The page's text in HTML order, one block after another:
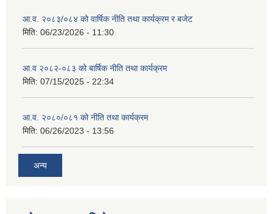
आ.व. २०८३/०८४ को वार्षिक नीति तथा कार्यक्रम र बजेट
मिति: 06/23/2026 - 11:30
आ.व २०८२-०८३ को बार्षिक नीति तथा कार्यक्रम
मिति: 07/15/2025 - 22:34
आ.व. २०८०/०८१ को नीति तथा कार्यक्रम
मिति: 06/26/2023 - 13:56
अन्य